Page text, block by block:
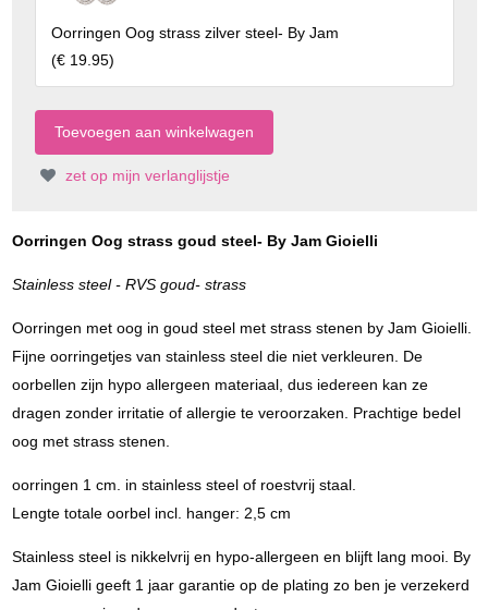
Oorringen Oog strass zilver steel- By Jam
(€ 19.95)
zet op mijn verlanglijstje
Oorringen Oog strass goud steel- By Jam Gioielli
Stainless steel - RVS goud- strass
Oorringen met oog in goud steel met strass stenen by Jam Gioielli.
Fijne oorringetjes van stainless steel die niet verkleuren. De
oorbellen zijn hypo allergeen materiaal, dus iedereen kan ze
dragen zonder irritatie of allergie te veroorzaken. Prachtige bedel
oog met strass stenen.
oorringen 1 cm. in stainless steel of roestvrij staal.
Lengte totale oorbel incl. hanger: 2,5 cm
Stainless steel is nikkelvrij en hypo-allergeen en blijft lang mooi. By
Jam Gioielli geeft 1 jaar garantie op de plating zo ben je verzekerd